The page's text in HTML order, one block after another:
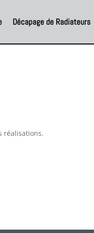
Décapage de Radiateurs
réalisations.